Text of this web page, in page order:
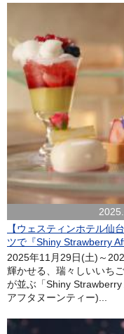
【ウェスティンホテル仙
ツで『Shiny Strawberry
2025年11月29日(土)～
輝かせる、瑞々しいいち
が並ぶ「Shiny
アフタヌーンティー)...